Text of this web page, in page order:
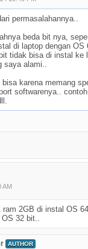
permasalahannya..
beda bit nya,
di laptop dengan OS
tidak bisa di instal ke
alami..
bisa karena memang
softwarenya..
AM
ram 2GB di instal OS
32 bit..
AUTHOR